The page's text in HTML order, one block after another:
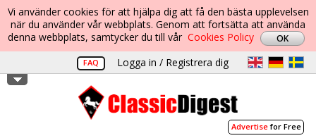
Vi använder cookies för att hjälpa dig att få den bästa upplevelsen
när du använder vår webbplats. Genom att fortsätta att använda
denna webbplats, samtycker du till vår Cookies Policy
FAQ Logga in / Registrera dig
Advertisefor Free